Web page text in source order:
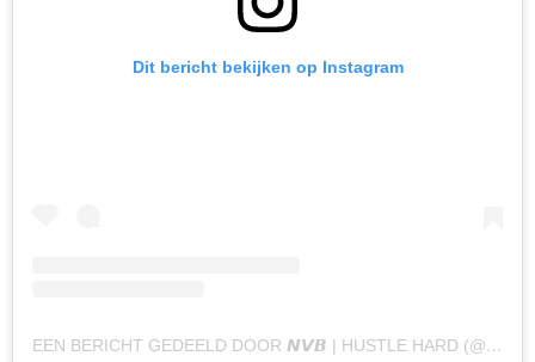
Dit bericht bekijken op Instagram
EEN BERICHT GEDEELD DOOR 𝙉𝙑𝘽 | HUSTLE HARD (@NAOMYVANBEEM)